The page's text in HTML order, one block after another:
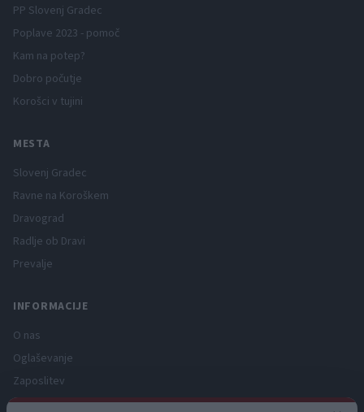
PP Slovenj Gradec
Poplave 2023 - pomoč
Kam na potep?
Dobro počutje
Korošci v tujini
MESTA
Slovenj Gradec
Ravne na Koroškem
Dravograd
Radlje ob Dravi
Prevalje
INFORMACIJE
O nas
Oglaševanje
Zaposlitev
Pravno obvestilo